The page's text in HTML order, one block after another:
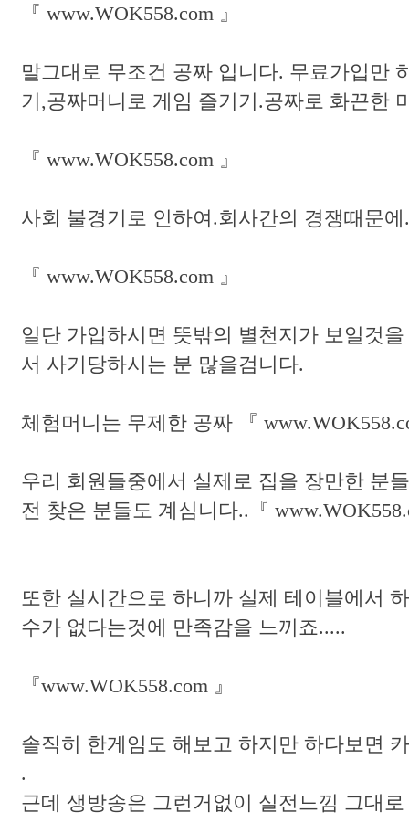
『 www.WOK558.com 』
말그대로 무조건 공짜 입니다. 무료가입만
기,공짜머니로 게임 즐기기.공짜로 화끈한
『 www.WOK558.com 』
사회 불경기로 인하여.회사간의 경쟁때문
『 www.WOK558.com 』
일단 가입하시면 뜻밖의 별천지가 보일것
서 사기당하시는 분 많을검니다.
체험머니는 무제한 공짜 『
우리 회원들중에서 실제로 집을 장만한 분
전 찾은 분들도 계심니다..『
또한 실시간으로 하니까 실제 테이블에서
수가 없다는것에 만족감을 느끼죠.....
『www.WOK558.com 』
솔직히 한게임도 해보고 하지만 하다보면
.
근데 생방송은 그런거없이 실전느낌 그대